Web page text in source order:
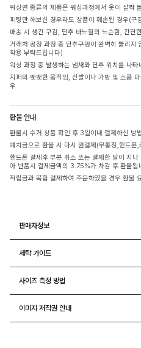
워싱면 종류의 제품은 워싱과정에서 옷이 살짝
피팅만 해보신 경우라도 상품이 훼손된 경우(구
배송 시 생긴 구김, 단추 바느질의 느슨함, 간단
거래처 공정 과정 중 단추구멍이 완벽히 뚫리지
착용 부탁드립니다)
워싱 과정 중 발생하는 냄새와 단추 위치를 나
지퍼의 뻣뻣한 움직임, 신발이나 가방 및 소품
우
환불 안내
환불시 수거 상품 확인 후 3일이내 결제하신 방
예치금으로 환불 시 다시 원결제(무통장,핸드폰
핸드폰 결제후 부분 취소 또는 결제한 달이 지
아 반품시 결제금액의 3.75%가 차감 후 환불됩
적립금과 복합 결제하여 주문하였을 경우 환불
판매자정보
세탁 가이드
사이즈 측정 방법
이미지 저작권 안내